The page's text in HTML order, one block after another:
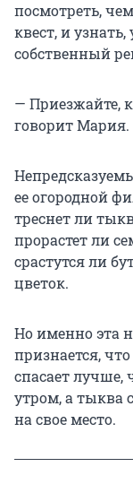
посмотреть,
квест, и
собственный
— Приезжайте,
говорит Мария.
ее огородной
треснет ли
прорастет ли
срастутся ли
цветок.
Но именно эта
признается,
спасает
утром, а тыква
на свое место.